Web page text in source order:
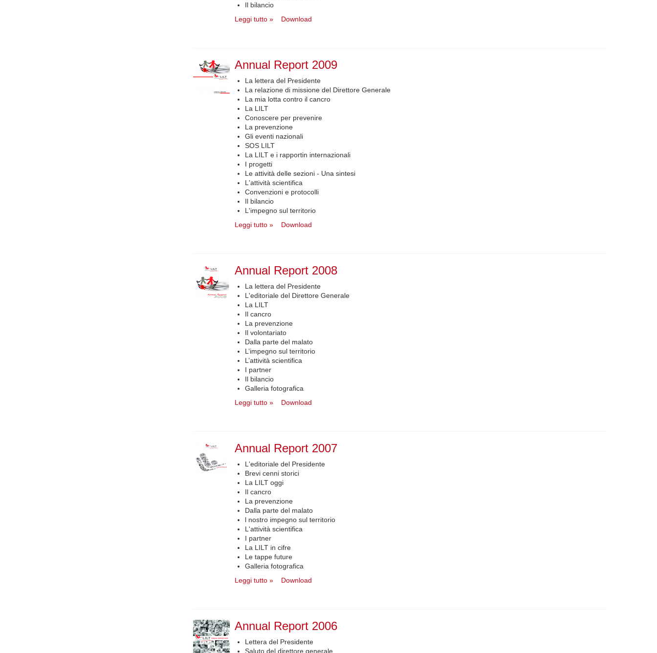
Il bilancio
Leggi tutto »
Download
Annual Report 2009
La lettera del Presidente
La relazione di missione del Direttore Generale
La mia lotta contro il cancro
La LILT
Conoscere per prevenire
La prevenzione
Gli eventi nazionali
SOS LILT
La LILT e i rapportin internazionali
I progetti
Le attività delle sezioni - Una sintesi
L'attività scientifica
Convenzioni e protocolli
Il bilancio
L'impegno sul territorio
Leggi tutto »
Download
Annual Report 2008
La lettera del Presidente
L'editoriale del Direttore Generale
La LILT
Il cancro
La prevenzione
Il volontariato
Dalla parte del malato
L’impegno sul territorio
L’attività scientifica
I partner
Il bilancio
Galleria fotografica
Leggi tutto »
Download
Annual Report 2007
L'editoriale del Presidente
Brevi cenni storici
La LILT oggi
Il cancro
La prevenzione
Dalla parte del malato
l nostro impegno sul territorio
L'attività scientifica
I partner
La LILT in cifre
Le tappe future
Galleria fotografica
Leggi tutto »
Download
Annual Report 2006
Lettera del Presidente
Saluto del direttore generale